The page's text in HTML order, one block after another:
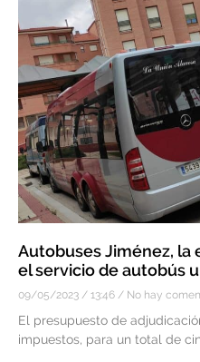
Autobuses Jiménez, la
el servicio de autobús
09/05/2023 13:46 No hay
El presupuesto de
impuestos, para un total de